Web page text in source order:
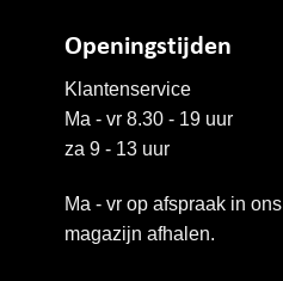
Openingstijden
Klantenservice
Ma - vr 8.30 - 19 uur
za 9 - 13 uur
Ma - vr op afspraak in ons
magazijn afhalen.